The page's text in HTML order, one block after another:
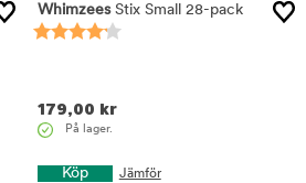
WhimzeesStix Small 28-pack
179,00 kr
På lager.
Köp Jämför